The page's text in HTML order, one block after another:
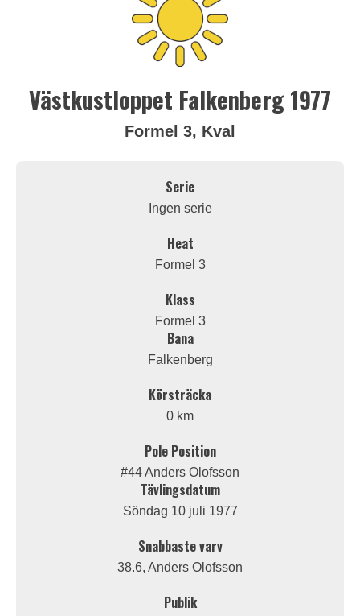
Västkustloppet Falkenberg 1977
Formel 3, Kval
Serie
Ingen serie
Heat
Formel 3
Klass
Formel 3
Bana
Falkenberg
Körsträcka
0 km
Pole Position
#44 Anders Olofsson
Tävlingsdatum
Söndag 10 juli 1977
Snabbaste varv
38.6, Anders Olofsson
Publik